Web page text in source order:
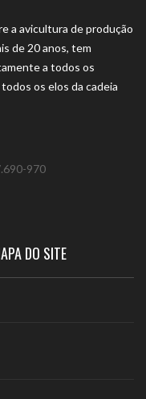
a avicultura de produção
de 20 anos, tem
a todos os
os elos da cadeia
970
DO SITE